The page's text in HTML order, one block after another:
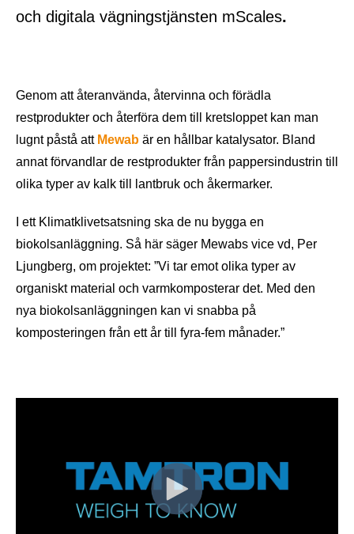
och digitala vägningstjänsten mScales.
Genom att återanvända, återvinna och förädla
restprodukter och återföra dem till kretsloppet kan man
lugnt påstå attMewab är en hållbar katalysator. Bland
annat förvandlar de restprodukter från pappersindustrin till
olika typer av kalk till lantbruk och åkermarker.
I ett Klimatklivetsatsning ska de nu bygga en
biokolsanläggning. Så här säger Mewabs vice vd, Per
Ljungberg, om projektet: ”Vi tar emot olika typer av
organiskt material och varmkomposterar det. Med den
nya biokolsanläggningen kan vi snabba på
komposteringen från ett år till fyra-fem månader.”